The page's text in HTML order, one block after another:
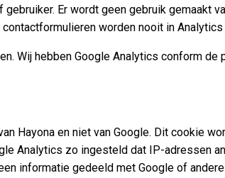
Er wordt geen gebruik gemaakt
worden nooit in
Wij hebben Google Analytics conform
Hayona en niet van Google. Dit cookie
Analytics zo ingesteld dat IP-adressen
informatie gedeeld met Google of